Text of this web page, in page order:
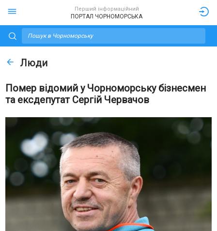
Перший інформаційний
ПОРТАЛ ЧОРНОМОРСЬКА
Люди
Помер відомий у Чорноморську бізнесмен
та ексдепутат Сергій Червачов